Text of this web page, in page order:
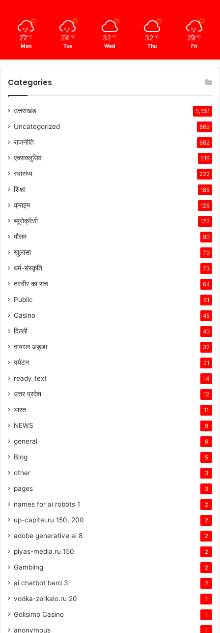
27 ℃
Mon
24 ℃
Tue
32 ℃
Wed
32 ℃
Thu
29 ℃
Fri
Categories
उत्तराखंड 5,551
Uncategorized 869
राजनीति 682
एक्सक्लुसिव 516
स्वास्थ्य 222
शिक्षा 185
क्राइम 128
ब्यूरोक्रेसी 122
मौसम 90
खुलासा 79
धर्म-संस्कृति 73
तस्वीर का सच 64
Public 61
Casino 45
दिल्ली 40
वायरल अड्डा 32
पर्यटन 21
ready_text 14
उत्तर प्रदेश 12
भारत 11
NEWS 9
general 6
Blog 5
other 3
pages 3
names for ai robots 1 2
up-capital.ru 150, 200 2
adobe generative ai 8 2
plyas-media.ru 150 2
Gambling 2
ai chatbot bard 3 2
vodka-zerkalo.ru 20 1
Golisimo Casino 1
anonymous 1